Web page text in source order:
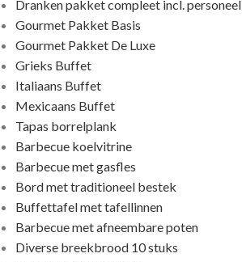
Dranken pakket compleet incl. personeel
Gourmet Pakket Basis
Gourmet Pakket De Luxe
Grieks Buffet
Italiaans Buffet
Mexicaans Buffet
Tapas borrelplank
Barbecue koelvitrine
Barbecue met gasfles
Bord met traditioneel bestek
Buffettafel met tafellinnen
Barbecue met afneembare poten
Diverse breekbrood 10 stuks